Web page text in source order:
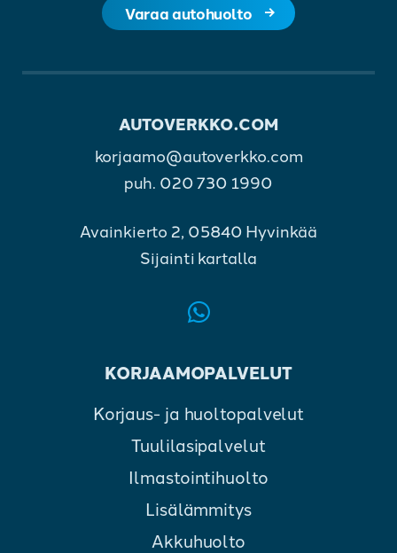
Varaa autohuolto
AUTOVERKKO.COM
korjaamo@autoverkko.com
puh. 020 730 1990
Avainkierto 2, 05840 Hyvinkää
Sijainti kartalla
KORJAAMOPALVELUT
Korjaus- ja huoltopalvelut
Tuulilasipalvelut
Ilmastointihuolto
Lisälämmitys
Akkuhuolto